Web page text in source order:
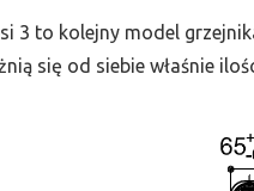
3 to kolejny model
się od siebie właśnie